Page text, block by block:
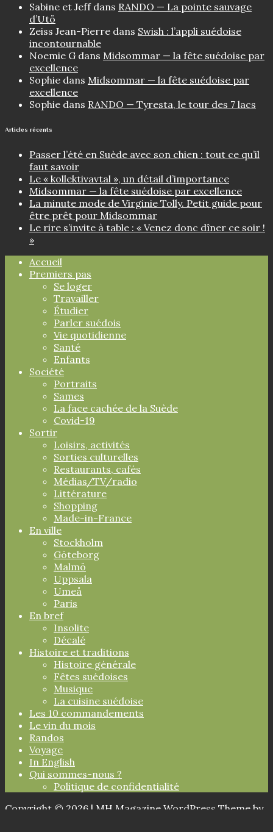
Sabine et Jeffdans RANDO — La pointe sauvage
d’Utö
Zeiss Jean-Pierre dans Swish : l’appli suédoise
incontournable
Noemie G dans Midsommar — la fête suédoise par
excellence
Sophie dans Midsommar — la fête suédoise par
excellence
Sophie dans RANDO — Tyresta, le tour des 7 lacs
Articles récents
Passer l’été en Suède avec son chien : tout ce qu’il
faut savoir
Le « kollektivavtal », un détail d’importance
Midsommar — la fête suédoise par excellence
La minute mode de Virginie Tolly. Petit guide pour
être prêt pour Midsommar
Le rire s’invite à table : « Venez donc dîner ce soir !
»
Accueil
Premiers pas
Se loger
Travailler
Étudier
Parler suédois
Vie quotidienne
Santé
Enfants
Société
Portraits
Sames
La face cachée de la Suède
Covid-19
Sortir
Loisirs, activités
Sorties culturelles
Restaurants, cafés
Médias/TV/radio
Littérature
Shopping
Made-in-France
En ville
Stockholm
Göteborg
Malmö
Uppsala
Umeå
Paris
En bref
Insolite
Décalé
Histoire et traditions
Histoire générale
Fêtes suédoises
Musique
La cuisine suédoise
Les 10 commandements
Le vin du mois
Randos
Voyage
In English
Qui sommes-nous ?
Politique de confidentialité
Copyright © 2026 | MH Magazine WordPress Theme by